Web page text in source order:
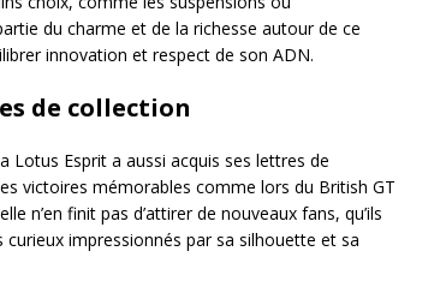
du charme et de la richesse autour de ce
innovation et respect de son ADN.
de collection
Lotus Esprit a aussi acquis ses lettres de
victoires mémorables comme lors du British GT
n’en finit pas d’attirer de nouveaux fans, qu’ils
impressionnés par sa silhouette et sa